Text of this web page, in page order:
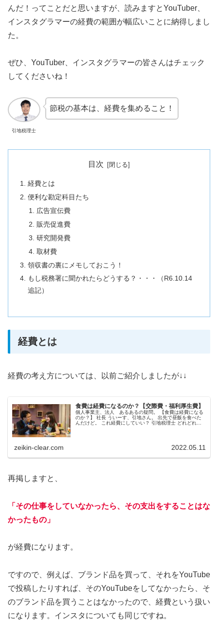
んだ！ってことだと思いますが、読みますとYouTuber、
インスタグラマーの経費の範囲が幅広いことに納得しまし
た。
ぜひ、YouTuber、インスタグラマーの皆さんはチェック
してくださいね！
引地税理士
節税の基本は、経費を集めること！
目次
経費とは
便利な勘定科目たち
広告宣伝費
販売促進費
研究開発費
取材費
領収書の裏にメモしておこう！
もし税務署に聞かれたらどうする？・・・（R6.10.14
追記）
経費とは
経費の考え方については、以前ご紹介しましたが↓↓
食費は経費になるのか？【交際費・福利厚生費】
個人事業主、法人 あるあるの疑問。 【食費は経費になる
のか？】 社長 ういーす、引地さん。 出先で昼飯を食べた
んだけど。 これ経費にしていい？ 引地税理士 どれどれ。
zeikin-clear.com 2022.05.11
再掲しますと、
「その仕事をしていなかったら、その支出をすることはな
かったもの」
が経費になります。
ですので、例えば、ブランド品を買って、それをYouTube
で投稿したりすれば、そのYouTubeをしてなかったら、そ
のブランド品を買うことはなかったので、経費という扱い
になります。インスタについても同じですね。